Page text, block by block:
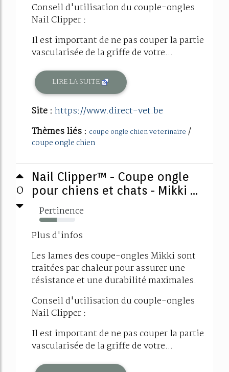
Conseil d'utilisation du couple-ongles
Nail Clipper :
Il est important de ne pas couper la partie
vascularisée de la griffe de votre...
LIRE LA SUITE
Site : https://www.direct-vet.be
Thèmes liés : coupe ongle chien veterinaire /
coupe ongle chien
0
Nail Clipper™ - Coupe ongle
pour chiens et chats - Mikki ...
Pertinence
48%
Plus d'infos
Les lames des coupe-ongles Mikki sont
traitées par chaleur pour assurer une
résistance et une durabilité maximales.
Conseil d'utilisation du couple-ongles
Nail Clipper :
Il est important de ne pas couper la partie
vascularisée de la griffe de votre...